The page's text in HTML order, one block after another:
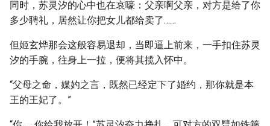
同时，苏灵汐的心中也在哀嚎：父亲啊父亲，对方是给了你
多少聘礼，居然让你把女儿都给卖了……
但姬玄烨那会这般容易退却，当即逼上前来，一手扣住苏灵
汐的手腕，往身上一拉，便将其揽入怀中。
“父母之命，媒妁之言，既然已经定下了婚约，那你就是本
王的王妃了。”